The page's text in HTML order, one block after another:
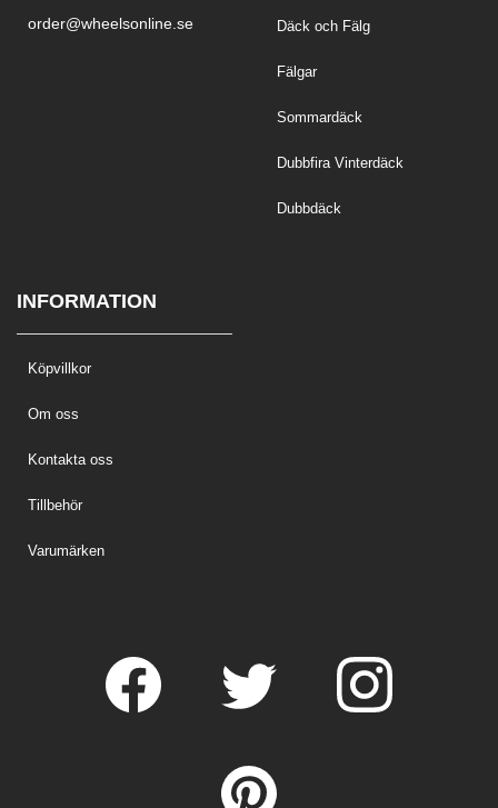
order@wheelsonline.se Däck och Fälg
Fälgar
Sommardäck
Dubbfira Vinterdäck
Dubbdäck
INFORMATION
Köpvillkor
Om oss
Kontakta oss
Tillbehör
Varumärken